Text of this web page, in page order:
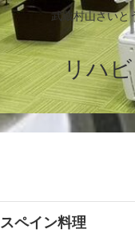
武蔵村山さいと
リハ
スペイン料理